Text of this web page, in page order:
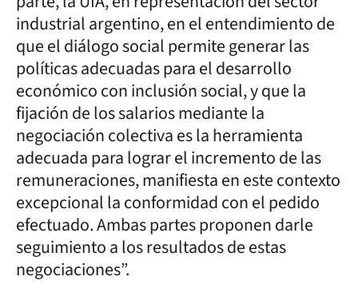
industrial argentino, en el entendimiento de
que el diálogo social permite generar las
políticas adecuadas para el desarrollo
económico con inclusión social, y que la
fijación de los salarios mediante la
negociación colectiva es la herramienta
adecuada para lograr el incremento de las
remuneraciones, manifiesta en este contexto
excepcional la conformidad con el pedido
efectuado. Ambas partes proponen darle
seguimiento a los resultados de estas
negociaciones”.